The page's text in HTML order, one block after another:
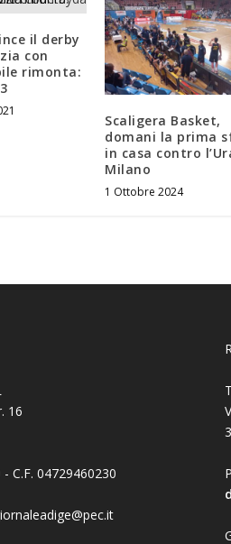
il derby
con
rimonta:
Scaligera Basket,
domani la prima
in casa contro
Milano
1 Ottobre 2024
16
C.F. 04729460230